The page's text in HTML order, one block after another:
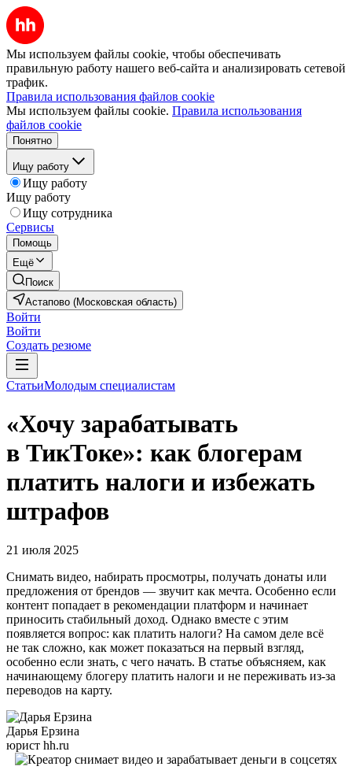
Мы используем файлы cookie, чтобы обеспечивать
правильную работу нашего веб-сайта и анализировать сетевой
трафик.
Правила использования файлов cookie
Мы используем файлы cookie. Правила использования
файлов cookie
Понятно
Ищу работу
Ищу работу
Ищу работу
Ищу сотрудника
Сервисы
Помощь
Ещё
Поиск
Астапово (Московская область)
Войти
Войти
Создать резюме
СтатьиМолодым специалистам
«Хочу зарабатывать
в ТикТоке»: как блогерам
платить налоги и избежать
штрафов
21 июля 2025
Снимать видео, набирать просмотры, получать донаты или
предложения от брендов — звучит как мечта. Особенно если
контент попадает в рекомендации платформ и начинает
приносить стабильный доход. Однако вместе с этим
появляется вопрос: как платить налоги? На самом деле всё
не так сложно, как может показаться на первый взгляд,
особенно если знать, с чего начать. В статье объясняем, как
начинающему блогеру платить налоги и не переживать из-за
переводов на карту.
Дарья Ерзина
юрист hh.ru